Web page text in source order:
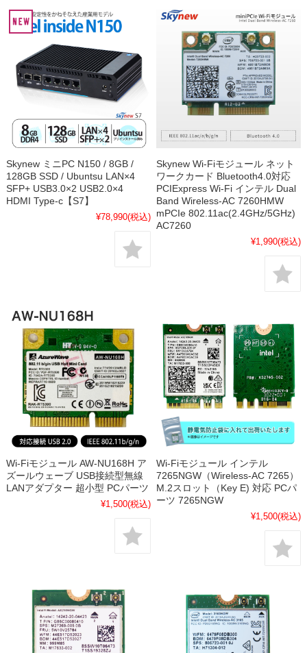
Skynew ミニPC N150 / 8GB /
128GB SSD / Ubuntsu LAN×4
SFP+ USB3.0×2 USB2.0×4
HDMI Type-c【S7】
¥78,990(税込)
Skynew Wi-Fiモジュール ネット
ワークカード Bluetooth4.0対応
PCIExpress Wi-Fi インテル Dual
Band Wireless-AC 7260HMW
mPCIe 802.11ac(2.4GHz/5GHz)
AC7260
¥1,990(税込)
Wi-Fiモジュール AW-NU168H ア
ズールウェーブ USB接続型無線
LANアダプター 超小型 PCパーツ
¥1,500(税込)
Wi-Fiモジュール インテル
7265NGW（Wireless-AC 7265）
M.2スロット（Key E) 対応 PCパ
ーツ 7265NGW
¥1,500(税込)